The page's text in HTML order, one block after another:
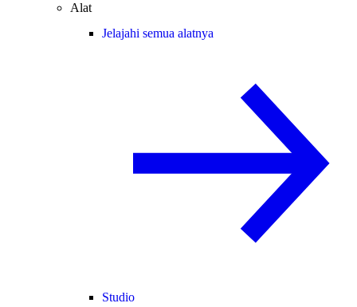
Alat
Jelajahi semua alatnya
Studio